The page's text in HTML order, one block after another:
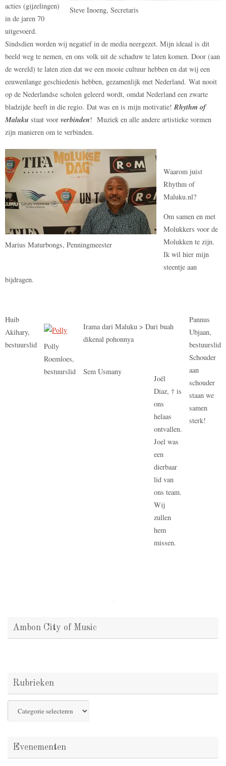
Steve Inoeng, Secretaris
acties (gijzelingen)
in de jaren 70
uitgevoerd.
Sindsdien worden wij negatief in de media neergezet. Mijn ideaal is dit
beeld weg te nemen, en ons volk uit de schaduw te laten komen. Door (aan
de wereld) te laten zien dat we een mooie cultuur hebben en dat wij een
eeuwenlange geschiedenis hebben, gezamenlijk met Nederland. Wat nooit
op de Nederlandse scholen geleerd wordt, omdat Nederland een zwarte
bladzijde heeft in die regio. Dat was en is mijn motivatie! Rhythm of
Maluku staat voor verbinden! Muziek en alle andere artistieke vormen
zijn manieren om te verbinden.
Marius Maturbongs, Penningmeester
Waarom juist
Rhythm of
Maluku.nl?
Om samen en met
Molukkers voor de
Molukken te zijn.
Ik wil hier mijn
steentje aan
bijdragen.
Huib
Akihary,
bestuurslid
Pannus
Ubjaan,
bestuurslid
Schouder
aan
schouder
staan we
samen
sterk!
Polly
Roemloes,
bestuurslid
Irama dari Maluku > Dari buah
dikenal pohonnya
Joël
Diaz, † is
ons
helaas
ontvallen.
Joel was
een
dierbaar
lid van
ons team.
Wij
zullen
hem
missen.
Sem Usmany
Ambon City of Music
Rubrieken
Evenementen